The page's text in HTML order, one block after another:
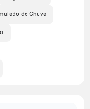
de Chuva